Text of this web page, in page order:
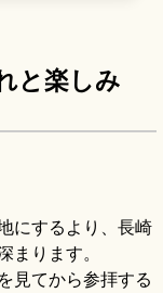
と楽しみ
にするより、長崎
まります。
見てから参拝する